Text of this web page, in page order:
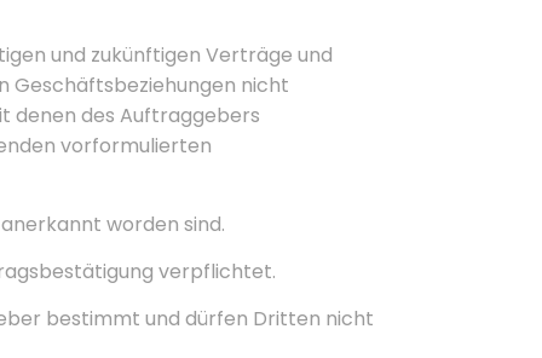
und zukünftigen Verträge und
Geschäftsbeziehungen nicht
denen des Auftraggebers
vorformulierten
worden sind.
verpflichtet.
bestimmt und dürfen Dritten nicht